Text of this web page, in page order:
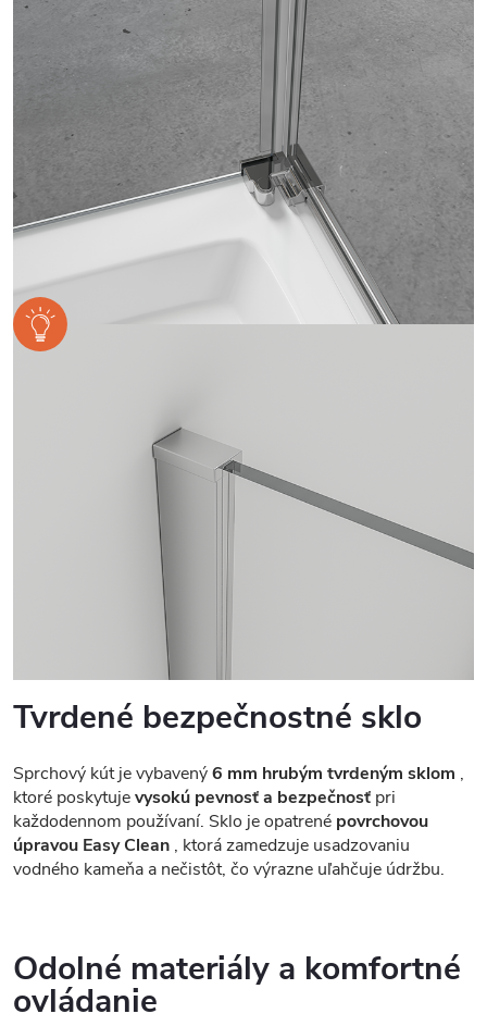
Tvrdené bezpečnostné sklo
Sprchový kút je vybavený6 mm hrubým tvrdeným sklom ,
ktoré poskytujevysokú pevnosť a bezpečnosť pri
každodennom používaní. Sklo je opatrené povrchovou
úpravou Easy Clean , ktorá zamedzuje usadzovaniu
vodného kameňa a nečistôt, čo výrazne uľahčuje údržbu.
Odolné materiály a komfortné
ovládanie